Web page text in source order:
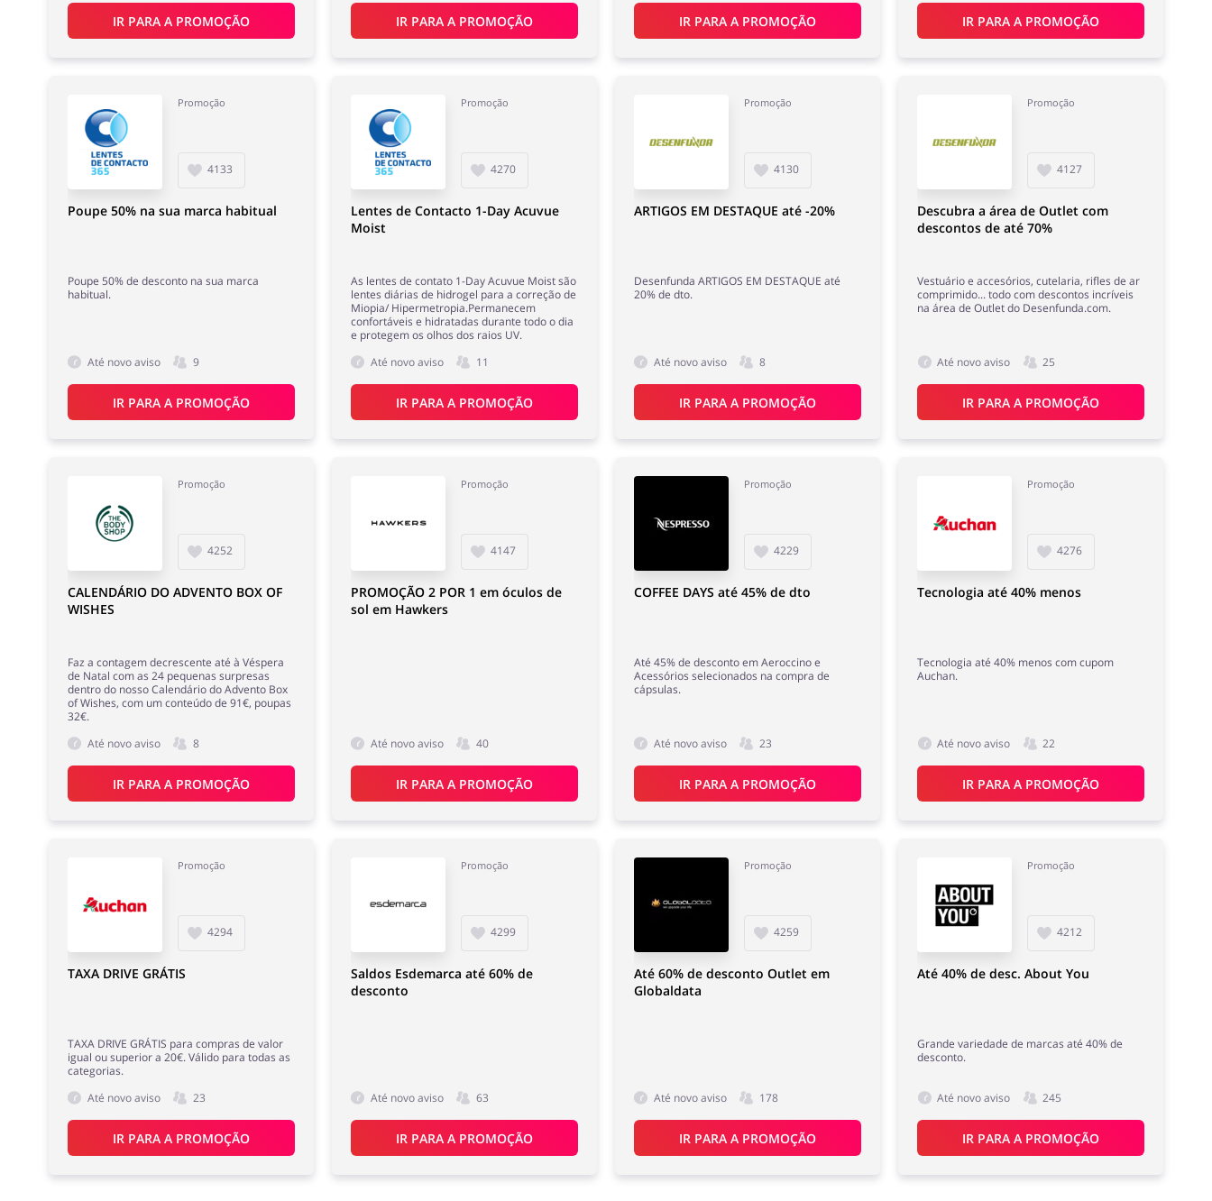
IR PARA A PROMOÇÃO IR PARA A PROMOÇÃO IR PARA A PROMOÇÃO IR PARA A PROMOÇÃO
Promoção
4133
Poupe 50% na sua marca habitual
Poupe 50% de desconto na sua marca
habitual.
Até novo aviso 9
IR PARA A PROMOÇÃO
Promoção
4270
Lentes de Contacto 1-Day Acuvue
Moist
As lentes de contato 1-Day Acuvue Moist são
lentes diárias de hidrogel para a correção de
Miopia/ Hipermetropia.Permanecem
confortáveis e hidratadas durante todo o dia
e protegem os olhos dos raios UV.
Até novo aviso
11
IR PARA A PROMOÇÃO
Promoção
4130
ARTIGOS EM DESTAQUE até -20%
Desenfunda ARTIGOS EM DESTAQUE até
20% de dto.
Até novo aviso 8
IR PARA A PROMOÇÃO
Promoção
4127
Descubra a área de Outlet com
descontos de até 70%
Vestuário e accesórios, cutelaria, rifles de ar
comprimido... todo com descontos incríveis
na área de Outlet do Desenfunda.com.
Até novo aviso 25
IR PARA A PROMOÇÃO
Promoção
4252
CALENDÁRIO DO ADVENTO BOX OF
WISHES
Faz a contagem decrescente até à Véspera
de Natal com as 24 pequenas surpresas
dentro do nosso Calendário do Advento Box
of Wishes, com um conteúdo de 91€, poupas
32€.
Até novo aviso
8
IR PARA A PROMOÇÃO
Promoção
4147
PROMOÇÃO 2 POR 1 em óculos de
sol em Hawkers
Até novo aviso 40
IR PARA A PROMOÇÃO
Promoção
4229
COFFEE DAYS até 45% de dto
Até 45% de desconto em Aeroccino e
Acessórios selecionados na compra de
cápsulas.
Até novo aviso 23
IR PARA A PROMOÇÃO
Promoção
4276
Tecnologia até 40% menos
Tecnologia até 40% menos com cupom
Auchan.
Até novo aviso 22
IR PARA A PROMOÇÃO
Promoção
4294
TAXA DRIVE GRÁTIS
TAXA DRIVE GRÁTIS para compras de valor
igual ou superior a 20€. Válido para todas as
categorias.
Até novo aviso
23
IR PARA A PROMOÇÃO
Promoção
4299
Saldos Esdemarca até 60% de
desconto
Até novo aviso 63
IR PARA A PROMOÇÃO
Promoção
4259
Até 60% de desconto Outlet em
Globaldata
Até novo aviso 178
IR PARA A PROMOÇÃO
Promoção
4212
Até 40% de desc. About You
Grande variedade de marcas até 40% de
desconto.
Até novo aviso 245
IR PARA A PROMOÇÃO